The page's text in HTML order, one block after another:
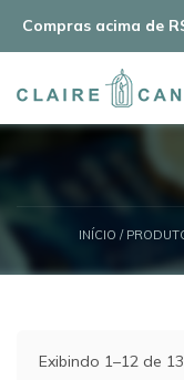
Compras acima de
INÍCIO /
Exibindo 1–12 de